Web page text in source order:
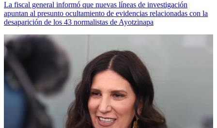
La fiscal general informó que nuevas líneas de investigación
apuntan al presunto ocultamiento de evidencias relacionadas con la
desaparición de los 43 normalistas de Ayotzinapa